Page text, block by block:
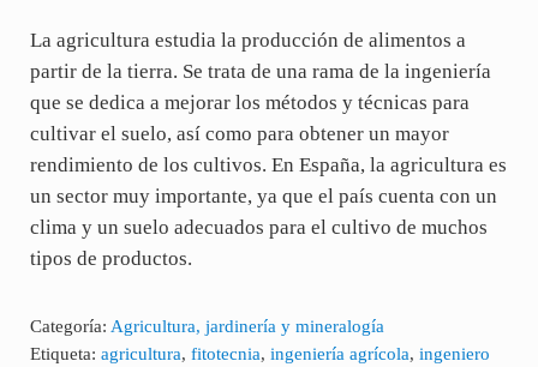
La agricultura estudia la producción de alimentos a
partir de la tierra. Se trata de una rama de la ingeniería
que se dedica a mejorar los métodos y técnicas para
cultivar el suelo, así como para obtener un mayor
rendimiento de los cultivos. En España, la agricultura es
un sector muy importante, ya que el país cuenta con un
clima y un suelo adecuados para el cultivo de muchos
tipos de productos.
Categoría: Agricultura, jardinería y mineralogía
Etiqueta: agricultura, fitotecnia, ingeniería agrícola, ingeniero